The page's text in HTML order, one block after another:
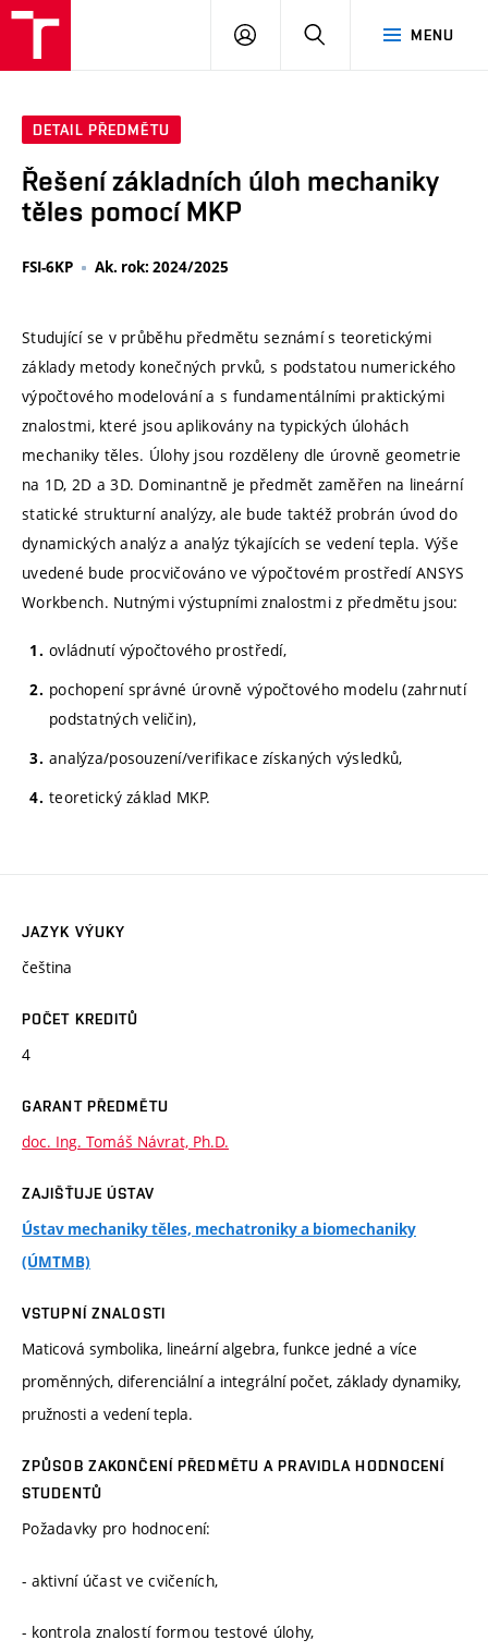
MENU
PŘIHLÁSIT
DETAIL PŘEDMĚTU
Řešení základních úloh mechaniky
těles pomocí MKP
FSI-6KP Ak. rok: 2024/2025
Studující se v průběhu předmětu seznámí s teoretickými
základy metody konečných prvků, s podstatou numerického
výpočtového modelování a s fundamentálními praktickými
znalostmi, které jsou aplikovány na typických úlohách
mechaniky těles. Úlohy jsou rozděleny dle úrovně geometrie
na 1D, 2D a 3D. Dominantně je předmět zaměřen na lineární
statické strukturní analýzy, ale bude taktéž probrán úvod do
dynamických analýz a analýz týkajících se vedení tepla. Výše
uvedené bude procvičováno ve výpočtovém prostředí ANSYS
Workbench. Nutnými výstupními znalostmi z předmětu jsou:
ovládnutí výpočtového prostředí,
pochopení správné úrovně výpočtového modelu (zahrnutí
podstatných veličin),
analýza/posouzení/verifikace získaných výsledků,
teoretický základ MKP.
JAZYK VÝUKY
čeština
POČET KREDITŮ
4
GARANT PŘEDMĚTU
doc. Ing. Tomáš Návrat, Ph.D.
ZAJIŠŤUJE ÚSTAV
Ústav mechaniky těles, mechatroniky a biomechaniky
(ÚMTMB)
VSTUPNÍ ZNALOSTI
Maticová symbolika, lineární algebra, funkce jedné a více
proměnných, diferenciální a integrální počet, základy dynamiky,
pružnosti a vedení tepla.
ZPŮSOB ZAKONČENÍ PŘEDMĚTU A PRAVIDLA HODNOCENÍ
STUDENTŮ
Požadavky pro hodnocení:
- aktivní účast ve cvičeních,
- kontrola znalostí formou testové úlohy,